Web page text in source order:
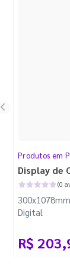
Produtos em
Display de
(0
Digital
R$